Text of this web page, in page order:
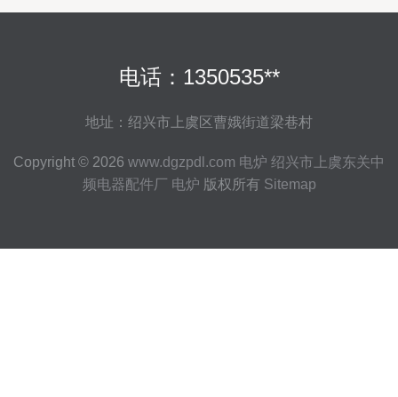
电话：1350535**
地址：绍兴市上虞区曹娥街道梁巷村
Copyright © 2026 www.dgzpdl.com 电炉 绍兴市上虞东关中
频电器配件厂 电炉 版权所有 Sitemap